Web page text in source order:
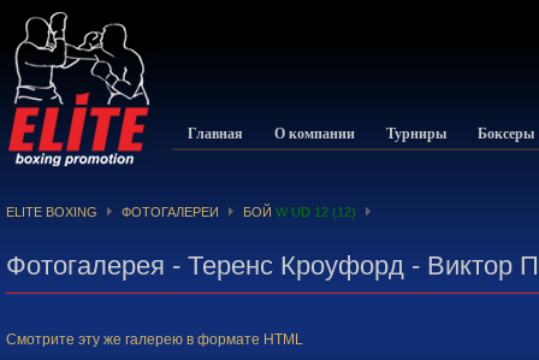
Главная О компании Турниры Боксеры
ELITE BOXING ФОТОГАЛЕРЕИ БОЙ W UD 12 (12)
Фотогалерея - Теренс Кроуфорд - Виктор
Смотрите эту же галерею в формате HTML